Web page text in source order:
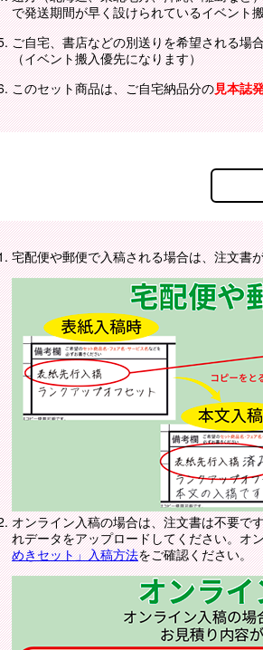
で発送期間が早く設けられているイベント
ご自宅、書店などの別送りを希望される場
（イベント搬入優先になります）
このセット商品は、ご自宅納品分の見本誌
宅配便や郵便で入稿される場合は、注文書
オンライン入稿の場合は、注文書は不要で
れデータをアップロードしてください。オ
めきセット」入稿方法をご確認ください。